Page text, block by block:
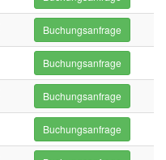
Buchungsanfrage
Buchungsanfrage
Buchungsanfrage
Buchungsanfrage